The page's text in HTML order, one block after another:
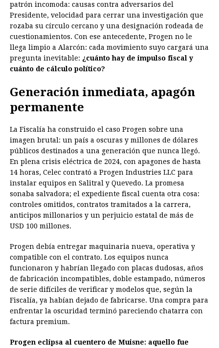
patrón incomoda: causas contra adversarios del
Presidente, velocidad para cerrar una investigación que
rozaba su círculo cercano y una designación rodeada de
cuestionamientos. Con ese antecedente, Progen no le
llega limpio a Alarcón: cada movimiento suyo cargará una
pregunta inevitable: ¿cuánto hay de impulso fiscal y
cuánto de cálculo político?
Generación inmediata, apagón
permanente
La Fiscalía ha construido el caso Progen sobre una
imagen brutal: un país a oscuras y millones de dólares
públicos destinados a una generación que nunca llegó.
En plena crisis eléctrica de 2024, con apagones de hasta
14 horas, Celec contrató a Progen Industries LLC para
instalar equipos en Salitral y Quevedo. La promesa
sonaba salvadora; el expediente fiscal cuenta otra cosa:
controles omitidos, contratos tramitados a la carrera,
anticipos millonarios y un perjuicio estatal de más de
USD 100 millones.
Progen debía entregar maquinaria nueva, operativa y
compatible con el contrato. Los equipos nunca
funcionaron y habrían llegado con placas dudosas, años
de fabricación incompatibles, doble estampado, números
de serie difíciles de verificar y modelos que, según la
Fiscalía, ya habían dejado de fabricarse. Una compra para
enfrentar la oscuridad terminó pareciendo chatarra con
factura premium.
Progen eclipsa al cuentero de Muisne: aquello fue